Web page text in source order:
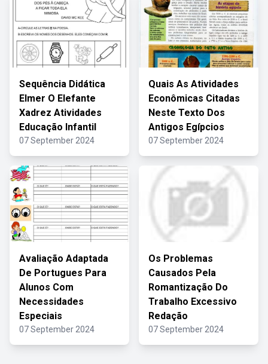
Sequência Didática
Elmer O Elefante
Xadrez Atividades
Educação Infantil
07 September 2024
Quais As Atividades
Econômicas Citadas
Neste Texto Dos
Antigos Egípcios
07 September 2024
Avaliação Adaptada
De Portugues Para
Alunos Com
Necessidades
Especiais
07 September 2024
Os Problemas
Causados Pela
Romantização Do
Trabalho Excessivo
Redação
07 September 2024